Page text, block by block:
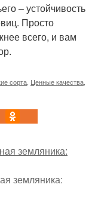
– устойчивость
Просто
всего, и вам
сорта Ценные качества
земляника: